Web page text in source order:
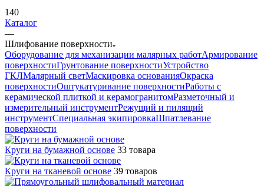
140
Каталог
—
Шлифование поверхности
Оборудование для механизации малярных работАрмирование
поверхностиГрунтование поверхностиУстройство
ГКЛМалярный светМаскировка основанияОкраска
поверхностиОштукатуривание поверхностиРаботы с
керамической плиткой и керамогранитомРазметочный и
измерительный инструментРежущий и пилящий
инструментСпециальная экипировкаШпатлевание
поверхности
Круги на бумажной основе 33 товара
Круги на тканевой основе 39 товаров